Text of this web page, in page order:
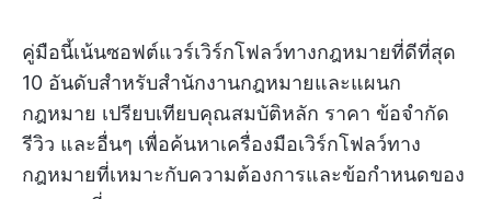
คู่มือนี้เน้นซอฟต์แวร์เวิร์กโฟลว์ทางกฎหมายที่ดีที่สุด
10 อันดับสำหรับสำนักงานกฎหมายและแผนก
กฎหมาย เปรียบเทียบคุณสมบัติหลัก ราคา ข้อจำกัด
รีวิว และอื่นๆ เพื่อค้นหาเครื่องมือเวิร์กโฟลว์ทาง
กฎหมายที่เหมาะกับความต้องการและข้อกำหนดของ